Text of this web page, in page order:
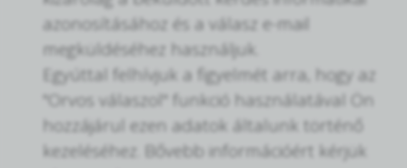
azonosításához és a válasz e-mail
megküldéséhez használjuk.
Egyúttal felhívjuk a figyelmét arra, hogy az
"Orvos válaszol" funkció használatával Ön
hozzájárul ezen adatok általunk történő
kezeléséhez. Bővebb információért kérjük